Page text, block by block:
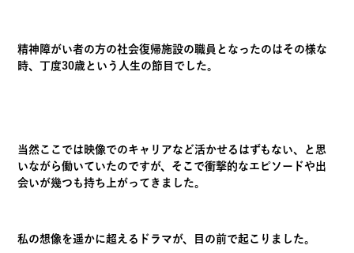
精神障がい者の方の社会復帰施設の職員となったのはその様な
時、丁度30歳という人生の節目でした。
当然ここでは映像でのキャリアなど活かせるはずもない、と思
いながら働いていたのですが、そこで衝撃的なエピソードや出
会いが幾つも持ち上がってきました。
私の想像を遥かに超えるドラマが、目の前で起こりました。